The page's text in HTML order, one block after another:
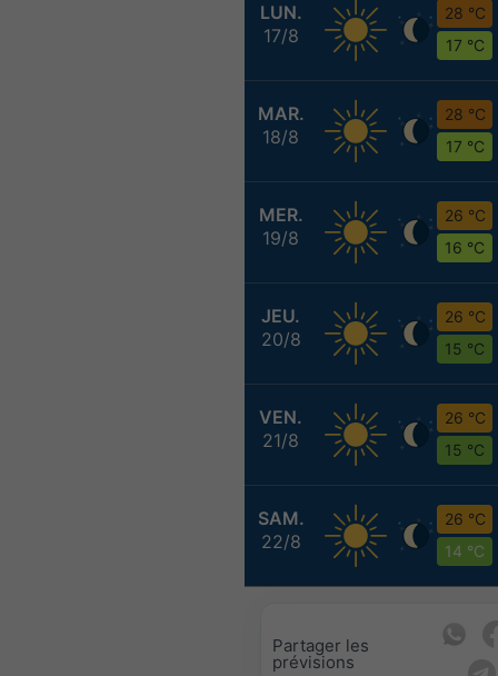
LUN.
17/8
28 °C
17 °C
MAR.
18/8
28 °C
17 °C
MER.
19/8
26 °C
16 °C
JEU.
20/8
26 °C
15 °C
VEN.
21/8
26 °C
15 °C
SAM.
22/8
26 °C
14 °C
Partager les
prévisions